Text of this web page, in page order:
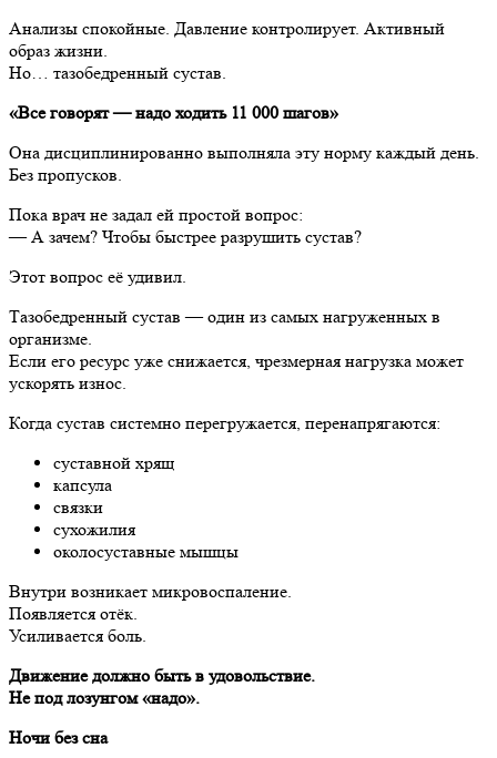
Анализы спокойные. Давление контролирует. Активный
образ жизни.
Но… тазобедренный сустав.
«Все говорят — надо ходить 11 000 шагов»
Она дисциплинированно выполняла эту норму каждый день.
Без пропусков.
Пока врач не задал ей простой вопрос:
— А зачем? Чтобы быстрее разрушить сустав?
Этот вопрос её удивил.
Тазобедренный сустав — один из самых нагруженных в
организме.
Если его ресурс уже снижается, чрезмерная нагрузка может
ускорять износ.
Когда сустав системно перегружается, перенапрягаются:
суставной хрящ
капсула
связки
сухожилия
околосуставные мышцы
Внутри возникает микровоспаление.
Появляется отёк.
Усиливается боль.
Движение должно быть в удовольствие.
Не под лозунгом «надо».
Ночи без сна